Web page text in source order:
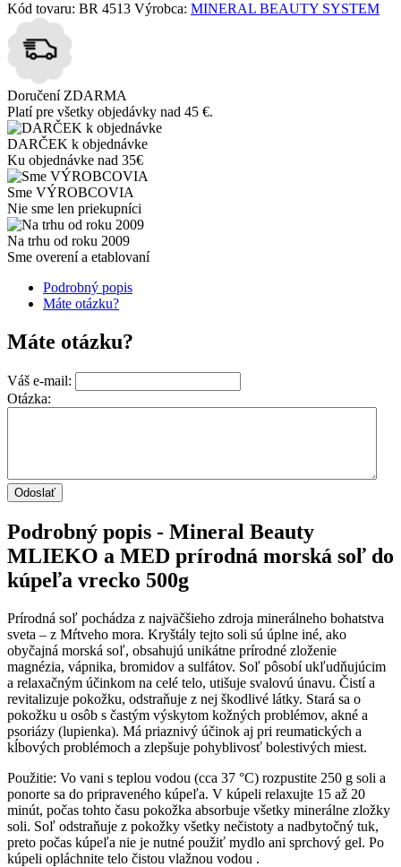
Kód tovaru: BR 4513 Výrobca: MINERAL BEAUTY SYSTEM
Doručení ZDARMA
Platí pre všetky objedávky nad 45 €.
DARČEK k objednávke
Ku objednávke nad 35€
Sme VÝROBCOVIA
Nie sme len priekupníci
Na trhu od roku 2009
Sme overení a etablovaní
Podrobný popis
Máte otázku?
Máte otázku?
Váš e-mail:
Otázka:
Podrobný popis - Mineral Beauty
MLIEKO a MED prírodná morská soľ do
kúpeľa vrecko 500g
Prírodná soľ pochádza z najväčšieho zdroja minerálneho bohatstva
sveta – z Mŕtveho mora. Kryštály tejto soli sú úplne iné, ako
obyčajná morská soľ, obsahujú unikátne prírodné zloženie
magnézia, vápnika, bromidov a sulfátov. Soľ pôsobí ukľudňujúcim
a relaxačným účinkom na celé telo, utišuje svalovú únavu. Čistí a
revitalizuje pokožku, odstraňuje z nej škodlivé látky. Stará sa o
pokožku u osôb s častým výskytom kožných problémov, akné a
psoriázy (lupienka). Má priaznivý účinok aj pri reumatických a
kĺbových problémoch a zlepšuje pohyblivosť bolestivých miest.
Použitie: Vo vani s teplou vodou (cca 37 °C) rozpustite 250 g soli a
ponorte sa do pripraveného kúpeľa. V kúpeli relaxujte 15 až 20
minút, počas tohto času pokožka absorbuje všetky minerálne zložky
soli. Soľ odstraňuje z pokožky všetky nečistoty a nadbytočný tuk,
preto počas kúpeľa nie je nutné použiť mydlo ani sprchový gel. Po
kúpeli opláchnite telo čistou vlažnou vodou .